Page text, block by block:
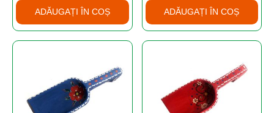
ADĂUGAȚI ÎN COȘ ADĂUGAȚI ÎN COȘ